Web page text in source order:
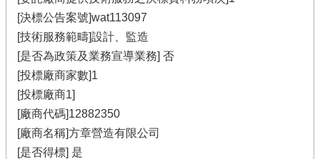
[決標公告案號]wat113097
[技術服務範疇]設計、監造
[是否為政策及業務宣導業務] 否
[投標廠商家數]1
[投標廠商1]
[廠商代碼]12882350
[廠商名稱]方章營造有限公司
[是否得標] 是